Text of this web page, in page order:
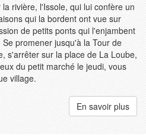
rivière, l'Issole, qui lui confère un
qui la bordent ont vue sur
de petits ponts qui l'enjambent
promener jusqu'à la Tour de
s'arrêter sur la place de La Loube,
du petit marché le jeudi, vous
village.
En savoir plus